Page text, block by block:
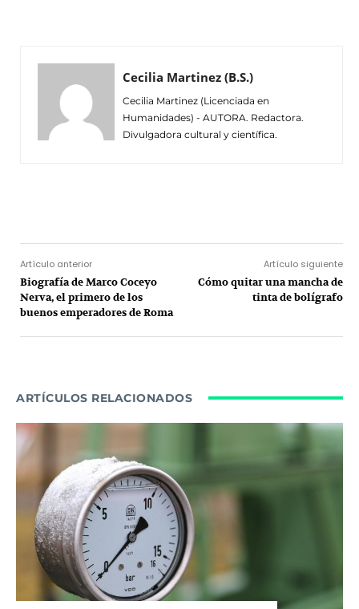
Cecilia Martinez (B.S.)
Cecilia Martinez (Licenciada en
Humanidades) - AUTORA. Redactora.
Divulgadora cultural y científica.
Artículo anterior
Biografía de Marco Coceyo
Nerva, el primero de los
buenos emperadores de Roma
Artículo siguiente
Cómo quitar una mancha de
tinta de bolígrafo
ARTÍCULOS RELACIONADOS